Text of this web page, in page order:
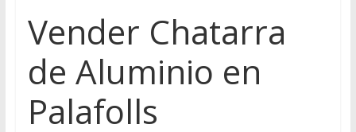
Vender Chatarra
de Aluminio en
Palafolls